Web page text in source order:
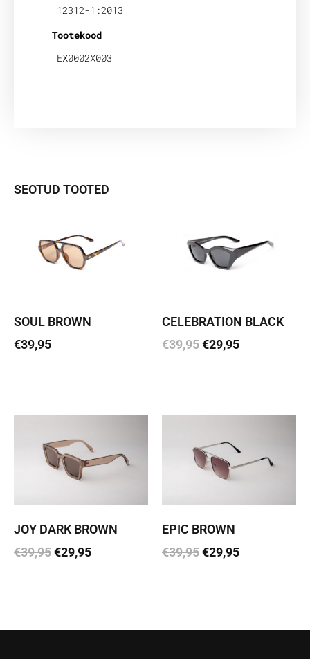
12312-1:2013
Tootekood
EX0002X003
SEOTUD TOOTED
SOUL BROWN
€39,95
CELEBRATION BLACK
€39,95€29,95
JOY DARK BROWN
€39,95€29,95
EPIC BROWN
€39,95€29,95